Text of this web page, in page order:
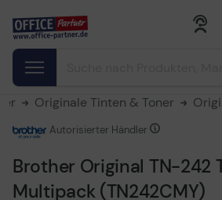
Originale Tinten & Toner
Brother Original TN-242
Multipack (TN242CMY)
Autorisierter Händler